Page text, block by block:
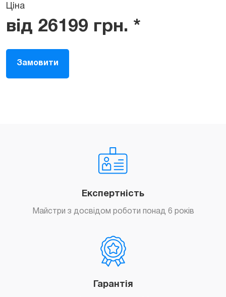
Ціна
від 26199 грн. *
Замовити
Експертність
Майстри з досвідом роботи понад 6 років
Гарантія